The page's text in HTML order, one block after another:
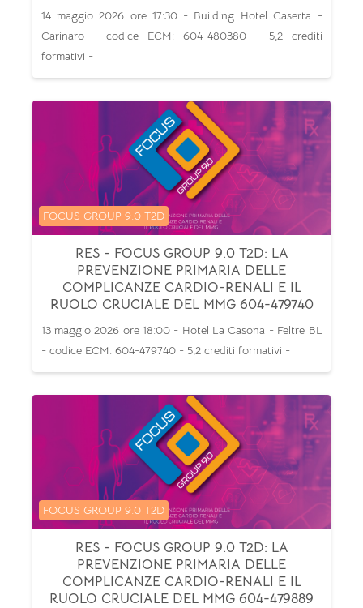
14 maggio 2026 ore 17:30 - Building Hotel Caserta -
Carinaro - codice ECM: 604-480380 - 5,2 crediti
formativi -
RES - FOCUS GROUP 9.0 T2D: LA
PREVENZIONE PRIMARIA DELLE
COMPLICANZE CARDIO-RENALI E IL
RUOLO CRUCIALE DEL MMG 604-479740
Categoria di corsi
FOCUS GROUP 9.0 T2D
13 maggio 2026 ore 18:00 - Hotel La Casona - Feltre BL
- codice ECM: 604-479740 - 5,2 crediti formativi -
RES - FOCUS GROUP 9.0 T2D: LA
PREVENZIONE PRIMARIA DELLE
COMPLICANZE CARDIO-RENALI E IL
RUOLO CRUCIALE DEL MMG 604-479889
Categoria di corsi
FOCUS GROUP 9.0 T2D